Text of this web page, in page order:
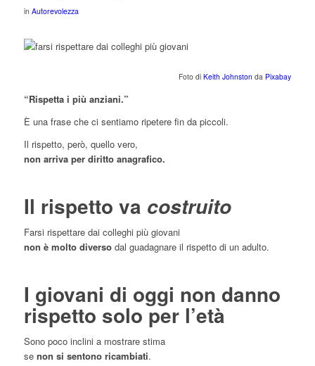
in Autorevolezza
Foto diKeith Johnston da Pixabay
“Rispetta i più anziani.”
È una frase che ci sentiamo ripetere fin da piccoli.
Il rispetto, però, quello vero,
non arriva per diritto anagrafico.
Il rispetto va costruito
Farsi rispettare dai colleghi più giovani
non è molto diversodal guadagnare il rispetto di un adulto.
I giovani di oggi non danno
rispetto solo per l’età
Sono poco inclini a mostrare stima
se non si sentono ricambiati.